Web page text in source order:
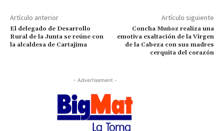
Artículo anterior
El delegado de Desarrollo
Rural de la Junta se reúne con
la alcaldesa de Cartajima
Artículo siguiente
Concha Muñoz realiza una
emotiva exaltación de la Virgen
de la Cabeza con sus madres
cerquita del corazón
- Advertisement -